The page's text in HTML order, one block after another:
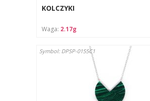
KOLCZYKI
Waga: 2.17g
Symbol: DPSP-0155C1